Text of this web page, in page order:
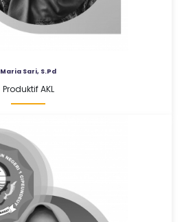
Maria Sari, S.Pd
Produktif AKL